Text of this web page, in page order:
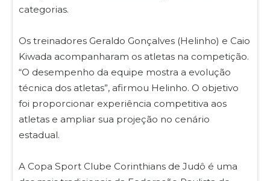
categorias.
Os treinadores Geraldo Gonçalves (Helinho) e Caio
Kiwada acompanharam os atletas na competição.
“O desempenho da equipe mostra a evolução
técnica dos atletas”, afirmou Helinho. O objetivo
foi proporcionar experiência competitiva aos
atletas e ampliar sua projeção no cenário
estadual.
A Copa Sport Clube Corinthians de Judô é uma